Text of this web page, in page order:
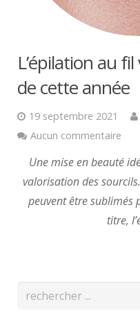
L’épilation au
de cette année
19 septembre 2021
Aucun commentaire
Une mise en beauté
valorisation des
peuvent être sublimés
titre,